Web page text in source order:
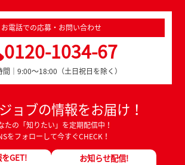
お電話での応募・お問い合わせ
0120-1034-67
間｜9:00～18:00（土日祝日を除く）
ョブの情報をお届け！
たの「知りたい」を定期配信中！
をフォローして今すぐCHECK！
GET!
お知らせ配信!